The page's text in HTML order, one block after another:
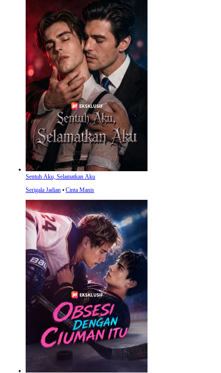
Sentuh Aku, Selamatkan Aku
Serigala Jadian ⦁ Cinta Manis